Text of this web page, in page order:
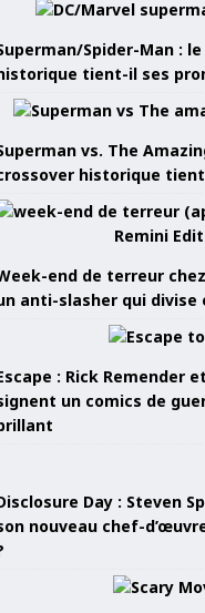
Spider-Man :
tient-il ses
vs. The
historique
end de terreur
anti-slasher qui divise
: Rick Remender
un comics de
Day : Steven
nouveau chef-